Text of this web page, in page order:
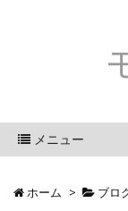
メニュー
ホーム > ブロ